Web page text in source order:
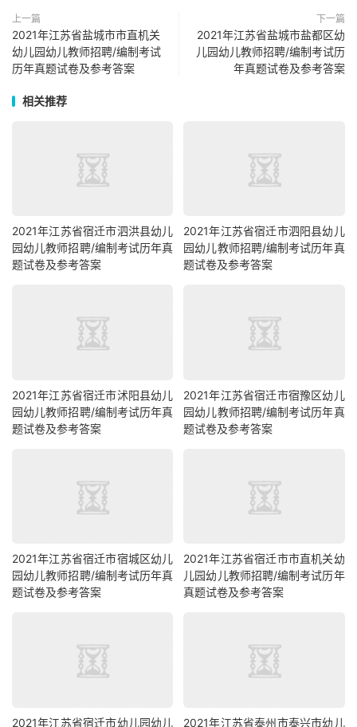
上一篇
2021年江苏省盐城市市直机关
幼儿园幼儿教师招聘/编制考试
历年真题试卷及参考答案
下一篇
2021年江苏省盐城市盐都区幼
儿园幼儿教师招聘/编制考试历
年真题试卷及参考答案
相关推荐
2021年江苏省宿迁市泗洪县幼儿
园幼儿教师招聘/编制考试历年真
题试卷及参考答案
2021年江苏省宿迁市泗阳县幼儿
园幼儿教师招聘/编制考试历年真
题试卷及参考答案
2021年江苏省宿迁市沭阳县幼儿
园幼儿教师招聘/编制考试历年真
题试卷及参考答案
2021年江苏省宿迁市宿豫区幼儿
园幼儿教师招聘/编制考试历年真
题试卷及参考答案
2021年江苏省宿迁市宿城区幼儿
园幼儿教师招聘/编制考试历年真
题试卷及参考答案
2021年江苏省宿迁市市直机关幼
儿园幼儿教师招聘/编制考试历年
真题试卷及参考答案
2021年江苏省宿迁市幼儿园幼儿 2021年江苏省泰州市泰兴市幼儿